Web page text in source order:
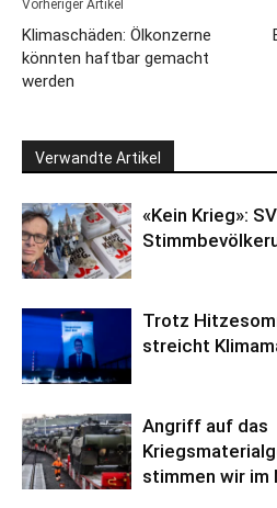
Vorheriger Artikel
Klimaschäden: Ölkonzerne
könnten haftbar gemacht
werden
Verwandte Artikel
«Kein Krieg»:
Trotz
streicht
Angriff auf das
stimmen wir im